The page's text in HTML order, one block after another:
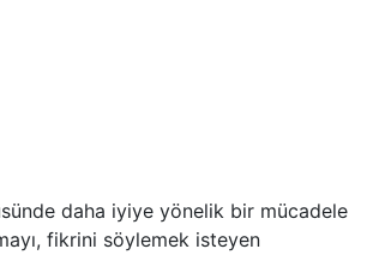
daha iyiye yönelik bir mücadele
fikrini söylemek isteyen